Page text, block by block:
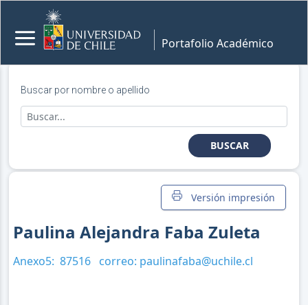
Portafolio Académico
Buscar por nombre o apellido
BUSCAR
Versión impresión
Paulina Alejandra Faba Zuleta
Anexo5: 87516 correo: paulinafaba@uchile.cl